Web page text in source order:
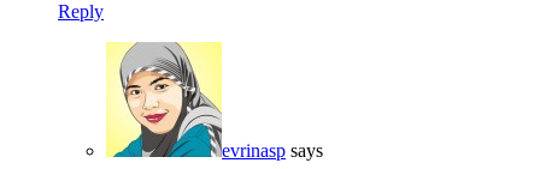
Reply
evrinasp says